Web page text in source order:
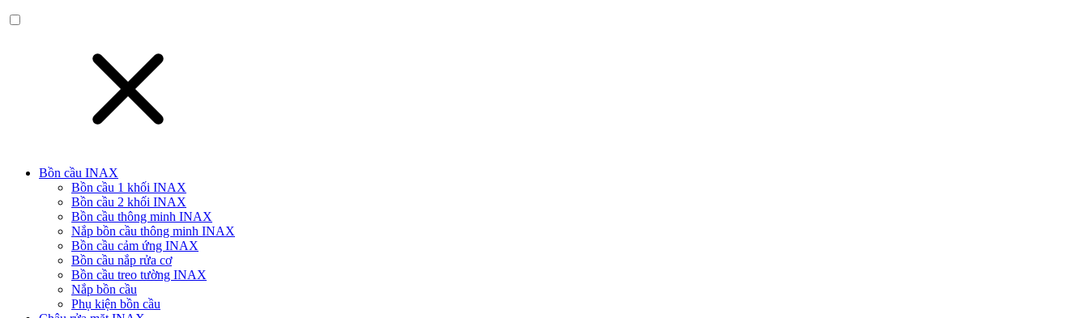
Bồn cầu INAX
Bồn cầu 1 khối INAX
Bồn cầu 2 khối INAX
Bồn cầu thông minh INAX
Nắp bồn cầu thông minh INAX
Bồn cầu cảm ứng INAX
Bồn cầu nắp rửa cơ
Bồn cầu treo tường INAX
Nắp bồn cầu
Phụ kiện bồn cầu